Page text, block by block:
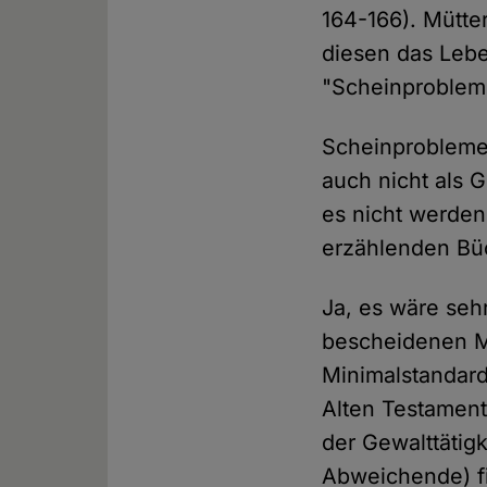
164-166).
diesen das
auch nicht als
es nicht
erzählenden
Ja, es wäre
bescheidenen
Alten
der
Abweichende)